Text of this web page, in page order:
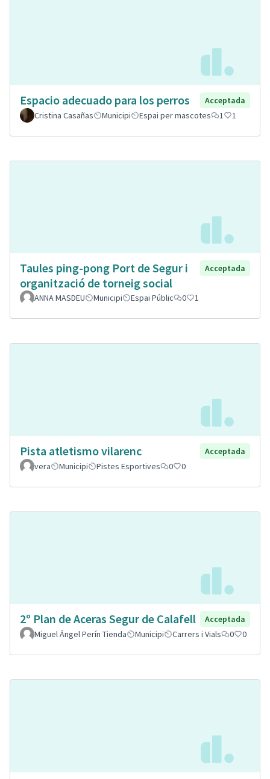
Espacio adecuado para los perros
Acceptada
Cristina Casañas
Municipi Espai per mascotes 1 1
Taules ping-pong Port de Segur i
organització de torneig social
Acceptada
ANNA MASDEU Municipi Espai Públic 0 1
Pista atletismo vilarenc
Acceptada
vera
Municipi Pistes Esportives 0 0
2º Plan de Aceras Segur de Calafell
Acceptada
Miguel Ángel Perín Tienda
Municipi Carrers i Vials 0 0